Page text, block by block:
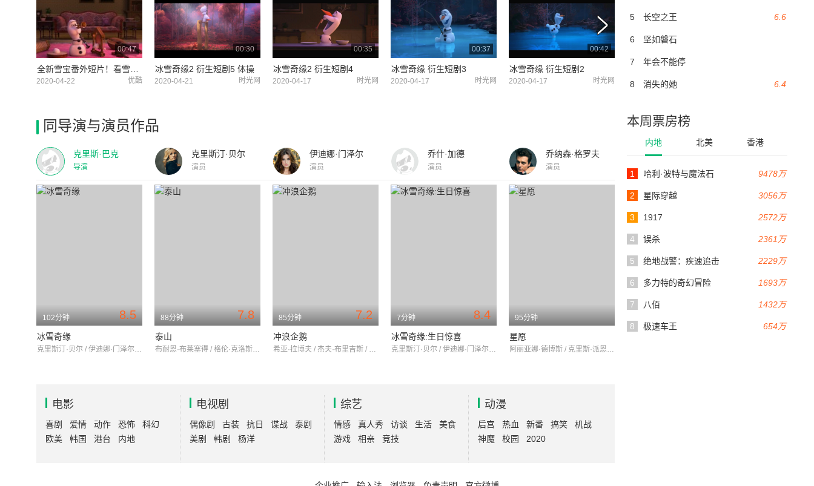
6.6
5 长空之王
6 坚如磐石
7 年会不能停
6.4
8 消失的她
本周票房榜
内地 北美 香港
9478万
1 哈利·波特与魔法石
3056万
2 星际穿越
2572万
3 1917
2361万
4 误杀
2229万
5 绝地战警：疾速追击
1693万
6 多力特的奇幻冒险
1432万
7 八佰
654万
8 极速车王
00:47
2020-04-22 优酷
00:30
冰雪奇缘2 衍生短剧5 体操
2020-04-21 时光网
00:35
冰雪奇缘2 衍生短剧4
2020-04-17 时光网
00:37
冰雪奇缘 衍生短剧3
2020-04-17 时光网
00:42
冰雪奇缘 衍生短剧2
2020-04-17 时光网
冰雪奇缘 衍生短剧1
2020-04-17 2020-03-11
同导演与演员作品
克里斯·巴克
导演
克里斯汀·贝尔
演员
伊迪娜·门泽尔
演员
乔什·加德
演员
乔纳森·格罗夫
演员
8.5
102分钟
冰雪奇缘
克里斯汀·贝尔 / 伊迪娜·门泽尔 / 乔纳森·格罗夫
7.8
88分钟
泰山
布耐恩·布莱塞得 / 格伦·克洛斯 / 明妮·德里弗
7.2
85分钟
冲浪企鹅
希亚·拉博夫 / 杰夫·布里吉斯 / 佐伊·丹斯切尔
8.4
7分钟
冰雪奇缘:生日惊喜
克里斯汀·贝尔 / 伊迪娜·门泽尔 / 乔纳森·格罗夫
95分钟
星愿
阿丽亚娜·德博斯 / 克里斯·派恩 / 艾伦·图代克
电影
喜剧 爱情 动作 恐怖
科幻
欧美
韩国 港台 内地
电视剧
偶像剧 古装 抗日 谍战
泰剧
美剧
韩剧 杨洋
综艺
情感 真人秀 访谈 生活
美食
游戏
相亲 竞技
动漫
后宫 热血 新番 搞笑
机战
神魔
校园 2020